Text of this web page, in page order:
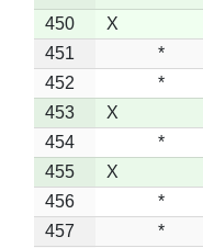
450 X
451
*
452
*
453
X
454
*
455
X
456
*
457
*